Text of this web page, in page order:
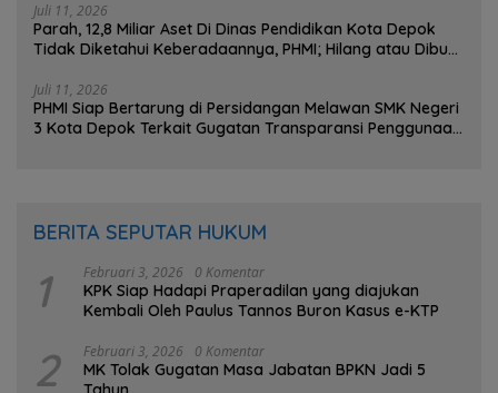
Juli 11, 2026
Parah, 12,8 Miliar Aset Di Dinas Pendidikan Kota Depok
Tidak Diketahui Keberadaannya, PHMI; Hilang atau Dibuat
Juli 11, 2026
PHMI Siap Bertarung di Persidangan Melawan SMK Negeri
3 Kota Depok Terkait Gugatan Transparansi Penggunaan
BERITA SEPUTAR HUKUM
1 Februari 3, 2026 0 Komentar
KPK Siap Hadapi Praperadilan yang diajukan
Kembali Oleh Paulus Tannos Buron Kasus e-KTP
2 Februari 3, 2026 0 Komentar
MK Tolak Gugatan Masa Jabatan BPKN Jadi 5